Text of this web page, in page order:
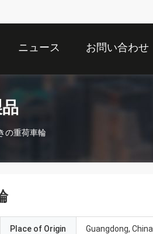
ニュース お問い合わせ
の重荷車輪
Place of Origin Guangdong, China